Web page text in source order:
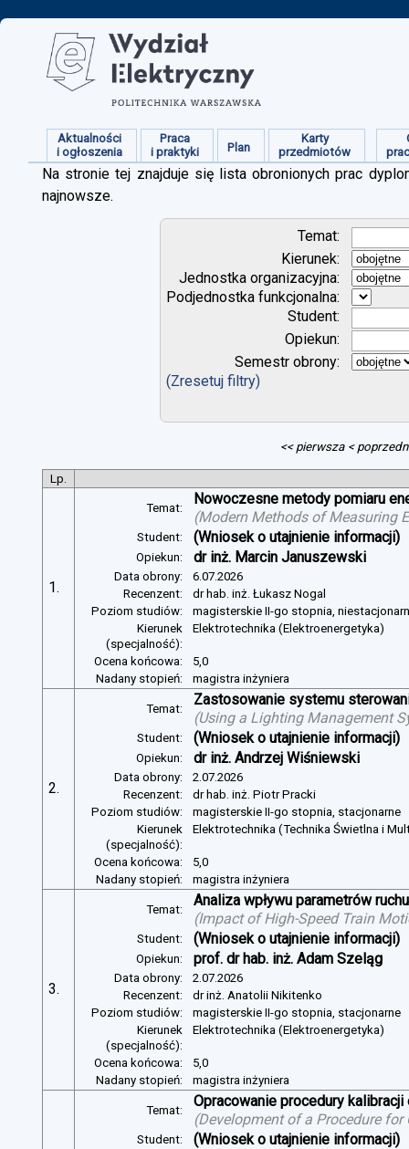
Aktualności
i ogłoszenia
Praca
i praktyki
Plan
Karty
przedmiotów
Na stronie tej znajduje się lista obronionych prac
najnowsze.
Temat:
Kierunek:
Jednostka organizacyjna:
Podjednostka funkcjonalna:
Student:
Opiekun:
Semestr obrony:
(Zresetuj filtry)
<< pierwsza <
Lp.
1.
Temat:
Nowoczesne metody pomiaru
(Modern Methods of Measuring
Student: (Wniosek o utajnienie informacji)
Opiekun: dr inż. Marcin Januszewski
Data obrony:
6.07.2026
Recenzent:
dr hab. inż. Łukasz Nogal
Poziom studiów:
magisterskie II-go stopnia,
Kierunek
(specjalność):
Elektrotechnika (Elektroenergetyka)
Ocena końcowa:
5,0
Nadany stopień:
magistra inżyniera
2.
Temat:
Zastosowanie systemu
(Using a Lighting Management
Student: (Wniosek o utajnienie informacji)
Opiekun: dr inż. Andrzej Wiśniewski
Data obrony:
2.07.2026
Recenzent:
dr hab. inż. Piotr Pracki
Poziom studiów:
magisterskie II-go stopnia, stacjonarne
Kierunek
(specjalność):
Elektrotechnika (Technika Świetlna i
Ocena końcowa:
5,0
Nadany stopień:
magistra inżyniera
3.
Temat:
Analiza wpływu parametrów
(Impact of High-Speed Train
Student: (Wniosek o utajnienie informacji)
Opiekun: prof. dr hab. inż. Adam Szeląg
Data obrony:
2.07.2026
Recenzent:
dr inż. Anatolii Nikitenko
Poziom studiów:
magisterskie II-go stopnia, stacjonarne
Kierunek
(specjalność):
Elektrotechnika (Elektroenergetyka)
Ocena końcowa:
5,0
Nadany stopień:
magistra inżyniera
Temat:
Opracowanie procedury
(Development of a Procedure for
Student: (Wniosek o utajnienie informacji)